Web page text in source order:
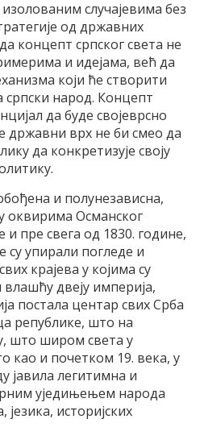
случајевима без
од државних
концепт српског света не
и идејама, већ да
који ће створити
српски народ. Концепт
да буде својеврсно
државни врх не би смео да
да конкретизује своју
и полунезависна,
оквирима Османског
и пре свега од 1830. године,
су упирали погледе и
крајева у којима су
двеју империја,
постала центар свих Срба
републике, што на
што широм света у
као и почетком 19. века, у
јавила легитимна и
уједињењем народа
језика, историјских